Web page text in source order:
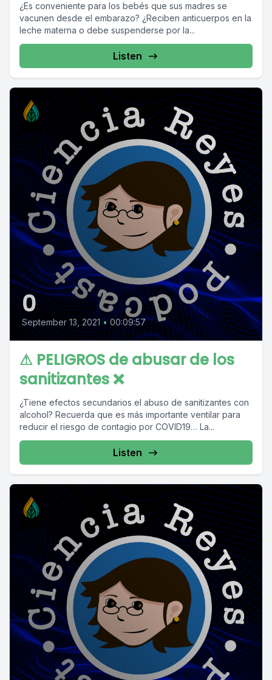
¿Es conveniente para los bebés que sus madres se
vacunen desde el embarazo? ¿Reciben anticuerpos en la
leche materna o debe suspenderse por la...
Listen
0
September 13, 2021 • 00:09:57
⚠ PELIGROS de abusar de los
sanitizantes ❌
¿Tiene efectos secundarios el abuso de sanitizantes con
alcohol? Recuerda que es más importante ventilar para
reducir el riesgo de contagio por COVID19… La...
Listen